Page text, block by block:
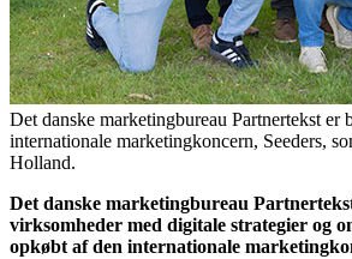
Det danske marketingbureau Partnertekst er
internationale marketingkoncern, Seeders,
Holland.
Det danske marketingbureau
virksomheder med digitale strategier og
opkøbt af den internationale